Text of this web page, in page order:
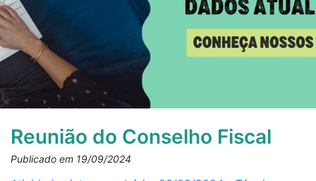
Reunião do Conselho Fiscal
Publicado em 19/09/2024